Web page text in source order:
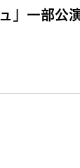
」一部公